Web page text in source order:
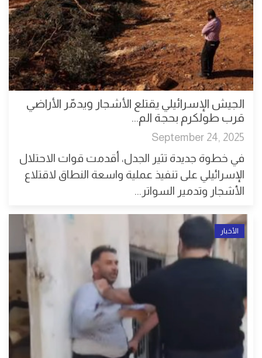
الجيش الإسرائيلي يقتلع الأشجار ويدمّر الأراضي
قرب طولكرم بحجة الم...
September 24, 2025
في خطوة جديدة تثير الجدل، أقدمت قوات الاحتلال
الإسرائيلي على تنفيذ عملية واسعة النطاق لاقتلاع
الأشجار وتدمير السواتر...
الأخبار